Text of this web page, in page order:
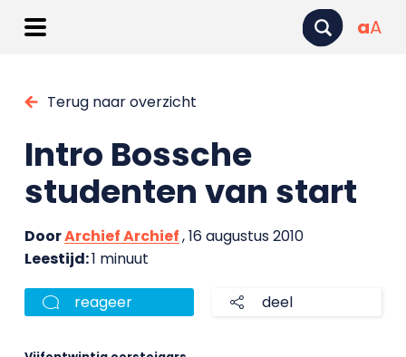
aA
Terug naar overzicht
Intro Bossche
studenten van start
DoorArchief Archief, 16 augustus 2010
Leestijd:1 minuut
reageer deel